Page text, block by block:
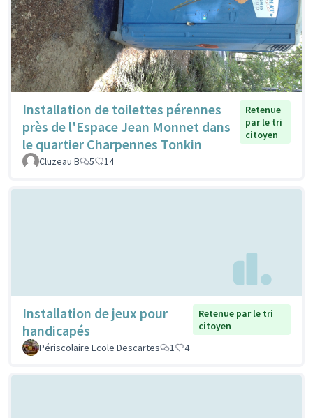
Installation de toilettes pérennes
près de l'Espace Jean Monnet dans
le quartier Charpennes Tonkin
Retenue
par le tri
citoyen
Cluzeau B 5 14
Installation de jeux pour
handicapés
Retenue par le tri
citoyen
Périscolaire Ecole Descartes
1 4